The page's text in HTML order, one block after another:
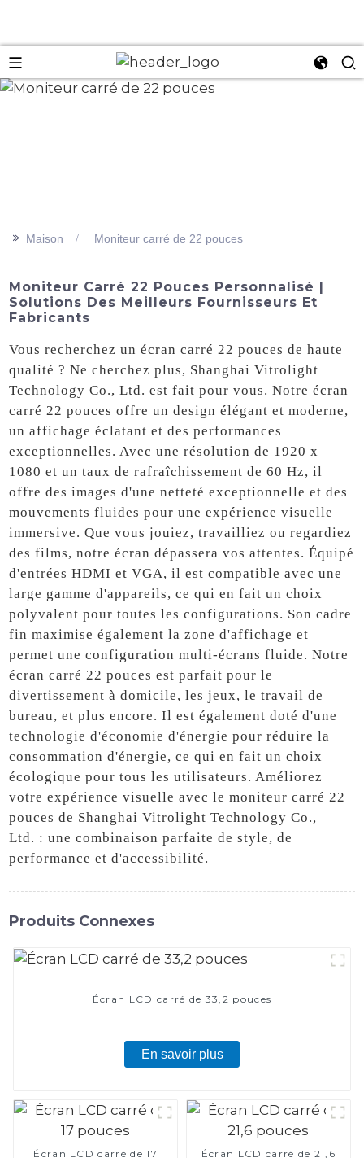
>> Maison Moniteur carré de 22 pouces
Moniteur Carré 22 Pouces Personnalisé |
Solutions Des Meilleurs Fournisseurs Et
Fabricants
Vous recherchez un écran carré 22 pouces de haute
qualité ? Ne cherchez plus, Shanghai Vitrolight
Technology Co., Ltd. est fait pour vous. Notre écran
carré 22 pouces offre un design élégant et moderne,
un affichage éclatant et des performances
exceptionnelles. Avec une résolution de 1920 x
1080 et un taux de rafraîchissement de 60 Hz, il
offre des images d'une netteté exceptionnelle et des
mouvements fluides pour une expérience visuelle
immersive. Que vous jouiez, travailliez ou regardiez
des films, notre écran dépassera vos attentes. Équipé
d'entrées HDMI et VGA, il est compatible avec une
large gamme d'appareils, ce qui en fait un choix
polyvalent pour toutes les configurations. Son cadre
fin maximise également la zone d'affichage et
permet une configuration multi-écrans fluide. Notre
écran carré 22 pouces est parfait pour le
divertissement à domicile, les jeux, le travail de
bureau, et plus encore. Il est également doté d'une
technologie d'économie d'énergie pour réduire la
consommation d'énergie, ce qui en fait un choix
écologique pour tous les utilisateurs. Améliorez
votre expérience visuelle avec le moniteur carré 22
pouces de Shanghai Vitrolight Technology Co.,
Ltd. : une combinaison parfaite de style, de
performance et d'accessibilité.
Produits Connexes
Écran LCD carré de 33,2 pouces
En savoir plus
Écran LCD carré de 17
Écran LCD carré de 21,6